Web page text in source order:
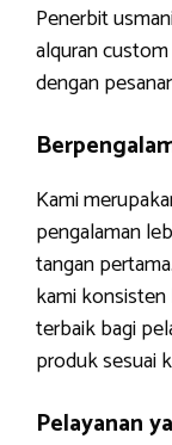
Penerbit
alquran
dengan
Kami
pengalaman
tangan
kami
terbaik bagi
produk sesuai
Pelayanan